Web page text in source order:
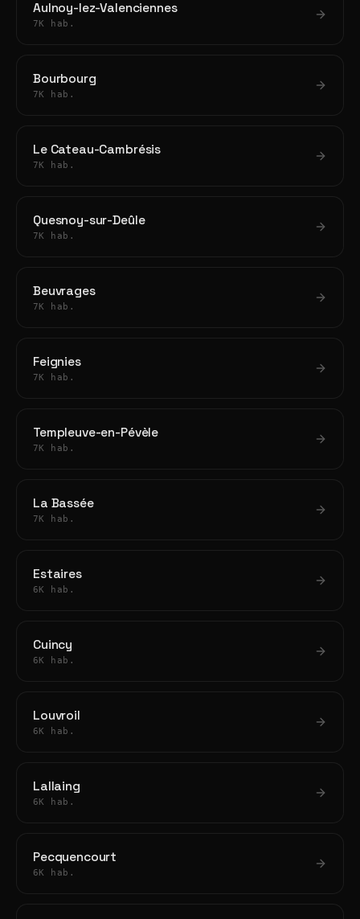
Aulnoy-lez-Valenciennes
7K hab.
Bourbourg
7K hab.
Le Cateau-Cambrésis
7K hab.
Quesnoy-sur-Deûle
7K hab.
Beuvrages
7K hab.
Feignies
7K hab.
Templeuve-en-Pévèle
7K hab.
La Bassée
7K hab.
Estaires
6K hab.
Cuincy
6K hab.
Louvroil
6K hab.
Lallaing
6K hab.
Pecquencourt
6K hab.